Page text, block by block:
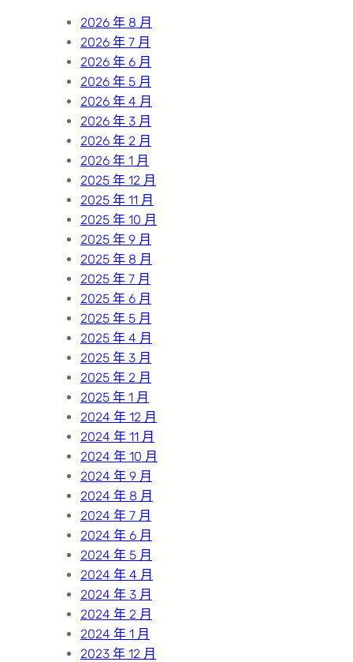
2026 年 8 月
2026 年 7 月
2026 年 6 月
2026 年 5 月
2026 年 4 月
2026 年 3 月
2026 年 2 月
2026 年 1 月
2025 年 12 月
2025 年 11 月
2025 年 10 月
2025 年 9 月
2025 年 8 月
2025 年 7 月
2025 年 6 月
2025 年 5 月
2025 年 4 月
2025 年 3 月
2025 年 2 月
2025 年 1 月
2024 年 12 月
2024 年 11 月
2024 年 10 月
2024 年 9 月
2024 年 8 月
2024 年 7 月
2024 年 6 月
2024 年 5 月
2024 年 4 月
2024 年 3 月
2024 年 2 月
2024 年 1 月
2023 年 12 月